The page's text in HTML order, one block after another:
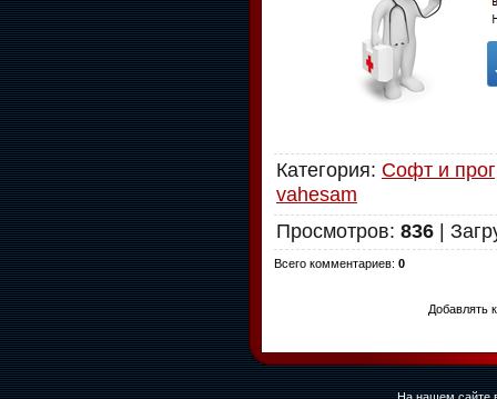
Категория: Софт и
vahesam
Просмотров: 836 |
Всего комментариев: 0
Добавлять